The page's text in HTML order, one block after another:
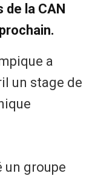
de la CAN
a
un stage de
un groupe